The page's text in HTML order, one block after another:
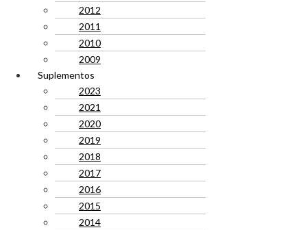
2012
2011
2010
2009
Suplementos
2023
2021
2020
2019
2018
2017
2016
2015
2014